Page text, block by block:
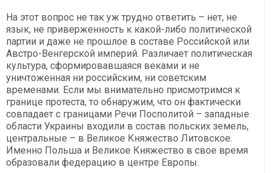
На этот вопрос не так уж трудно ответить – нет, не
язык, не приверженность к какой-либо политической
партии и даже не прошлое в составе Российской или
Австро-Венгерской империй. Различает политическая
культура, сформировавшаяся веками и не
уничтоженная ни российским, ни советским
временами. Если мы внимательно присмотримся к
границе протеста, то обнаружим, что он фактически
совпадает с границами Речи Посполитой – западные
области Украины входили в состав польских земель,
центральные – в Великое Княжество Литовское.
Именно Польша и Великое Княжество в свое время
образовали федерацию в центре Европы.